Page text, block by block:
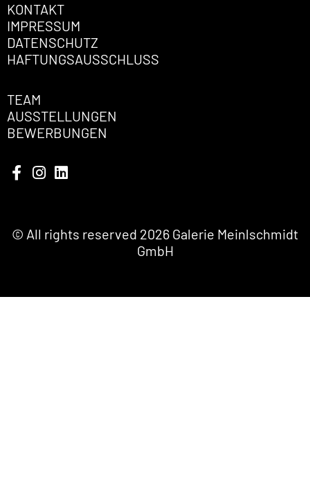
KONTAKT
IMPRESSUM
DATENSCHUTZ
HAFTUNGSAUSSCHLUSS
TEAM
AUSSTELLUNGEN
BEWERBUNGEN
© All rights reserved 2026 Galerie Meinlschmidt
GmbH